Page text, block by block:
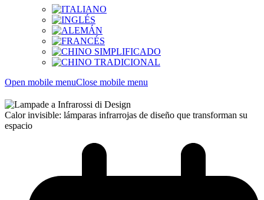
Open mobile menuClose mobile menu
Calor invisible: lámparas infrarrojas de diseño que transforman su
espacio